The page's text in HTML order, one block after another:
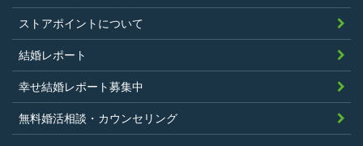
ストアポイントについて
結婚レポート
幸せ結婚レポート募集中
無料婚活相談・カウンセリング